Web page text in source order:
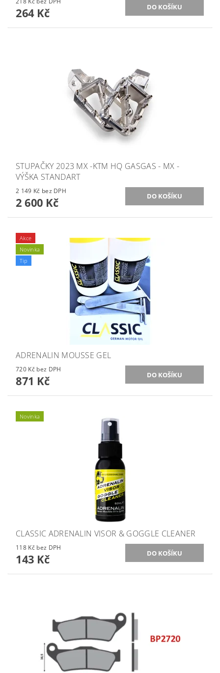
264 Kč
STUPAČKY 2023 MX -KTM HQ GASGAS - MX -
VÝŠKA STANDART
2 149 Kč bez DPH
2 600 Kč
Akce
Novinka
Tip
ADRENALIN MOUSSE GEL
720 Kč bez DPH
871 Kč
Novinka
CLASSIC ADRENALIN VISOR & GOGGLE CLEANER
118 Kč bez DPH
143 Kč